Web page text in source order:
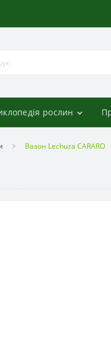
рослин
Вазон Lechuza CARARO